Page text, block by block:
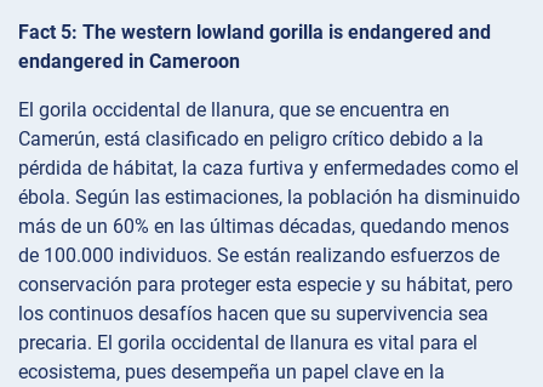
Fact 5: The western lowland gorilla is endangered and
endangered in Cameroon
El gorila occidental de llanura, que se encuentra en
Camerún, está clasificado en peligro crítico debido a la
pérdida de hábitat, la caza furtiva y enfermedades como el
ébola. Según las estimaciones, la población ha disminuido
más de un 60% en las últimas décadas, quedando menos
de 100.000 individuos. Se están realizando esfuerzos de
conservación para proteger esta especie y su hábitat, pero
los continuos desafíos hacen que su supervivencia sea
precaria. El gorila occidental de llanura es vital para el
ecosistema, pues desempeña un papel clave en la